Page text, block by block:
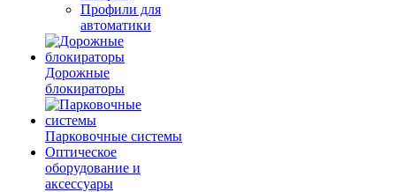
Профили для
автоматики
Дорожные
блокираторы
Парковочные системы
Оптическое
оборудование и
аксессуары